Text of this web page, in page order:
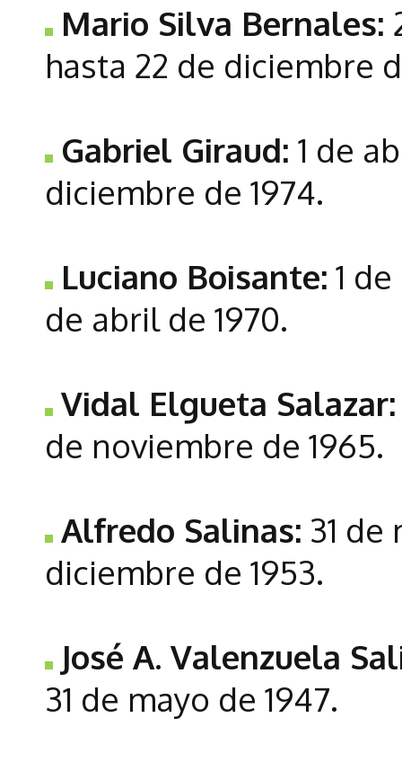
Mario Silva Bernales:
hasta 22 de diciembre
Gabriel Giraud: 1 de
diciembre de 1974.
Luciano Boisante: 1
de abril de 1970.
Vidal Elgueta Salazar:
de noviembre de 1965.
Alfredo Salinas: 31 de
diciembre de 1953.
José A. Valenzuela
31 de mayo de 1947.